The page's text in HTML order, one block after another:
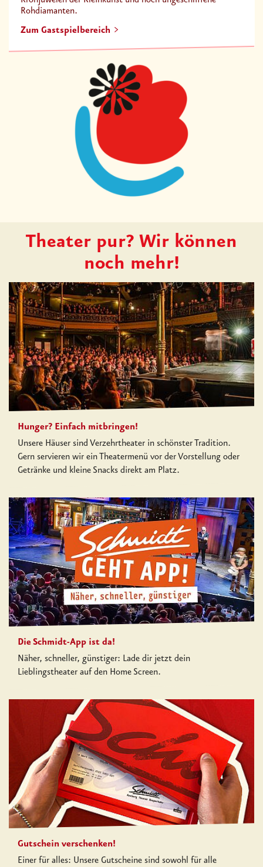
Rohdiamanten.
Zum Gastspielbereich
Theater pur? Wir können
noch mehr!
Hunger? Einfach mitbringen!
Unsere Häuser sind Verzehrtheater in schönster Tradition.
Gern servieren wir ein Theatermenü vor der Vorstellung oder
Getränke und kleine Snacks direkt am Platz.
Die Schmidt-App ist da!
Näher, schneller, günstiger: Lade dir jetzt dein
Lieblingstheater auf den Home Screen.
Gutschein verschenken!
Einer für alles: Unsere Gutscheine sind sowohl für alle